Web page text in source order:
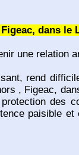
dans le
une relation
rend
, Figeac,
des
paisible